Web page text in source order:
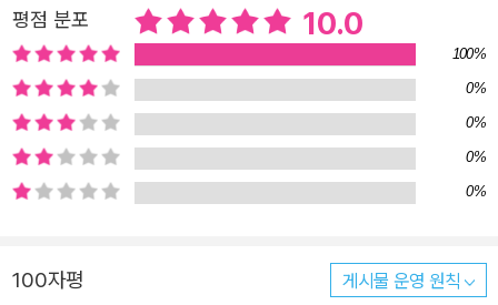
요 작품을 수록해 재미와 학습 두 가지 토끼를 잡을 수 있다. 또한 이
미 어린이들에게 친숙한 고전 작품 외에도 덜 알려진 작품들까지 다
루어 다양한 고전을 접하도록 하였다. 이 시리즈의 특징 중 하나는 고
전을 처음 접하는 아이들이 거부감 없이 고전 문학 자체를 즐길 수 있
도록, 학습을 위한 책이라는 느낌을 주지 않기 위해 어려운 작품 해설
이나 논술 문제 등을 따로 싣지 않고 이야기 그 자체에 집중하였다는
점이다. 하지만 원래의 내용을 되짚어 보고 정리하기 위해 매 챕터 뒤
주인공들의 독서 일기 형식으로 자연스럽게 수록하였다. 부록으로 수
록한 흔한남매의 독서 읽기를 읽고 고전을 읽은 후에 독서 일기를 쓰
평점 분포 10.0
100%
0%
0%
0%
0%
100자평 게시물 운영 원칙